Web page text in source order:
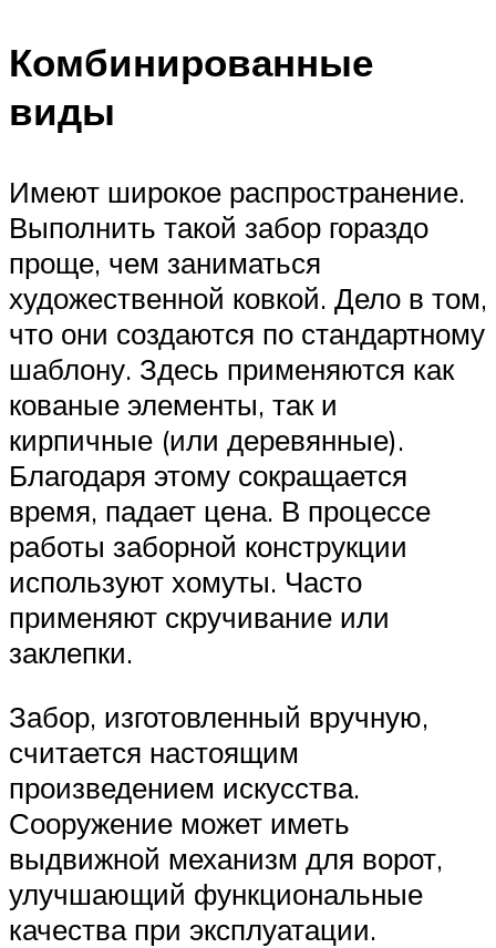
Комбинированные
виды
Имеют широкое распространение.
Выполнить такой забор гораздо
проще, чем заниматься
художественной ковкой. Дело в том,
что они создаются по стандартному
шаблону. Здесь применяются как
кованые элементы, так и
кирпичные (или деревянные).
Благодаря этому сокращается
время, падает цена. В процессе
работы заборной конструкции
используют хомуты. Часто
применяют скручивание или
заклепки.
Забор, изготовленный вручную,
считается настоящим
произведением искусства.
Сооружение может иметь
выдвижной механизм для ворот,
улучшающий функциональные
качества при эксплуатации.